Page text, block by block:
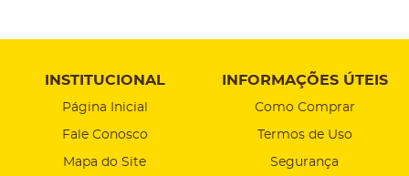
INSTITUCIONAL
Página Inicial
Fale Conosco
Mapa do Site
INFORMAÇÕES ÚTEIS
Como Comprar
Termos de Uso
Segurança